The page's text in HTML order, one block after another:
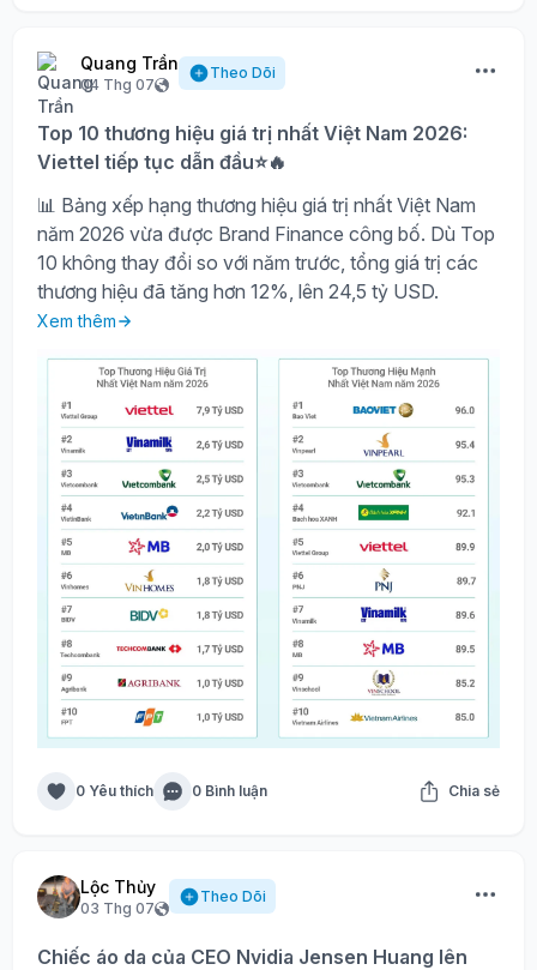
Quang Trần
04 Thg 07
Theo Dõi
Top 10 thương hiệu giá trị nhất Việt Nam 2026:
Viettel tiếp tục dẫn đầu⭐🔥
📊 Bảng xếp hạng thương hiệu giá trị nhất Việt Nam
năm 2026 vừa được Brand Finance công bố. Dù Top
10 không thay đổi so với năm trước, tổng giá trị các
thương hiệu đã tăng hơn 12%, lên 24,5 tỷ USD.
Xem thêm
0 Yêu thích 0 Bình luận Chia sẻ
Lộc Thủy
03 Thg 07
Theo Dõi
Chiếc áo da của CEO Nvidia Jensen Huang lên